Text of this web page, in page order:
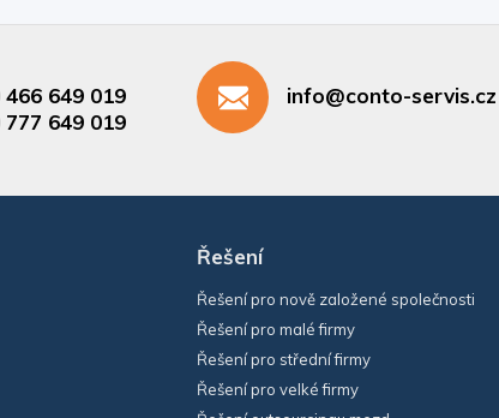
466 649 019
777 649 019
info@conto-servis.cz
Řešení
Řešení pro nově založené společnosti
Řešení pro malé firmy
Řešení pro střední firmy
Řešení pro velké firmy